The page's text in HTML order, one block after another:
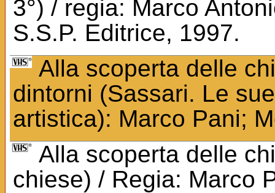
3°) / regia: Marco
S.S.P. Editrice, 1997.
Alla scoperta delle
dintorni (Sassari. Le
artistica): Marco Pani;
Alla scoperta delle
chiese) / Regia: Marco